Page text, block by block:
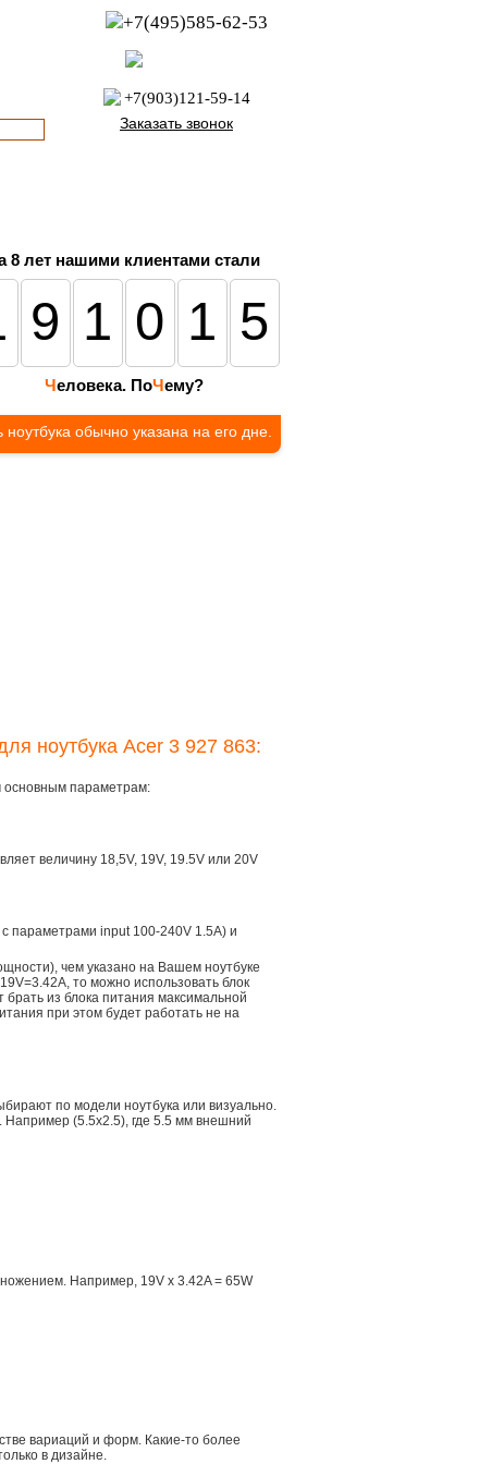
+7(495)585-62-53
+7(903)121-59-14
Заказать звонок
8 лет нашими клиентами стали
Человека. ПоЧему?
обычно указана на его дне.
ноутбука Acer 3 927 863:
основным параметрам:
величину 18,5V, 19V, 19.5V или 20V
параметрами input 100-240V 1.5A) и
чем указано на Вашем ноутбуке
то можно использовать блок
из блока питания максимальной
при этом будет работать не на
по модели ноутбука или визуально.
(5.5x2.5), где 5.5 мм внешний
Например, 19V x 3.42A = 65W
вариаций и форм. Какие-то более
в дизайне.